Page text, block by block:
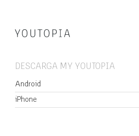
DESCARGA MY YOUTOPIA
Android
iPhone